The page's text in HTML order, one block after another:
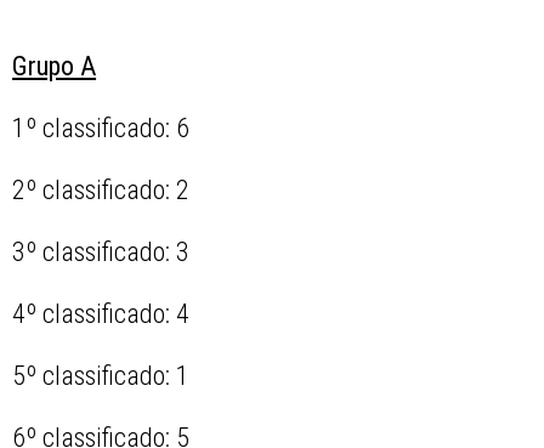
Grupo A
1º classificado: 6
2º classificado: 2
3º classificado: 3
4º classificado: 4
5º classificado: 1
6º classificado: 5